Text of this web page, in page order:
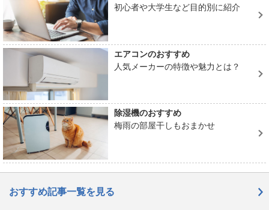
初心者や大学生など目的別に紹介
エアコンのおすすめ
人気メーカーの特徴や魅力とは？
除湿機のおすすめ
梅雨の部屋干しもおまかせ
おすすめ記事一覧を見る